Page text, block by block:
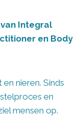
Integral
en Body
nieren. Sinds
en
mensen op.